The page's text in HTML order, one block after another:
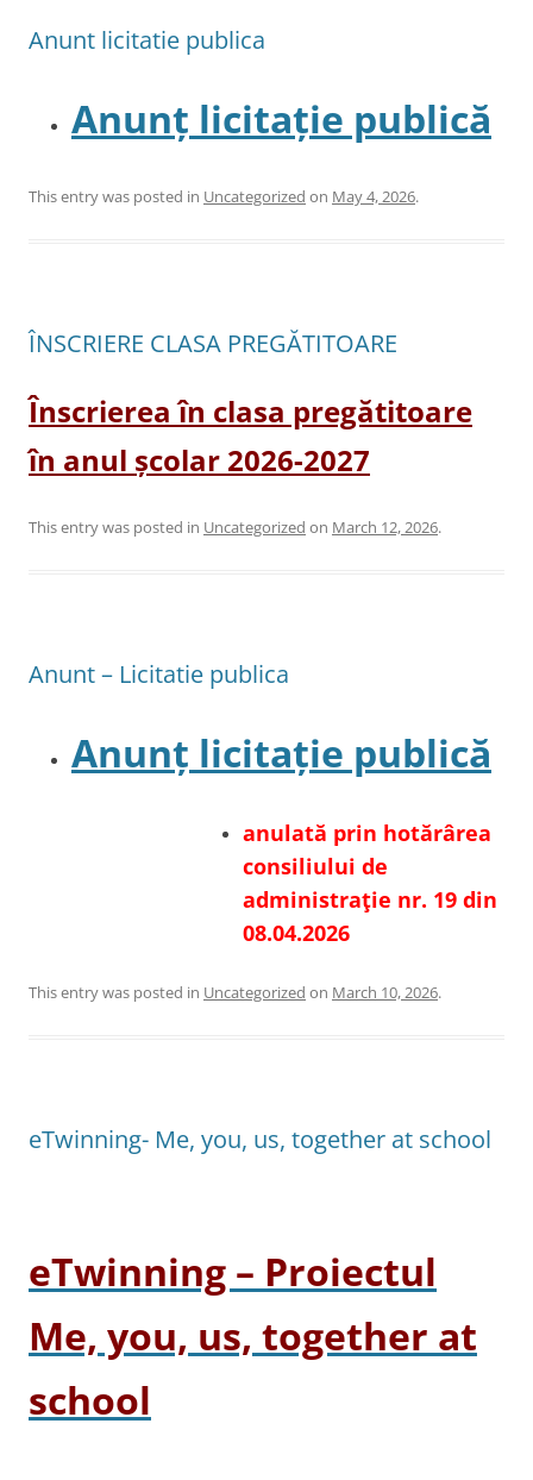
Anunt licitatie publica
Anunț licitație publică
This entry was posted in Uncategorized on May 4, 2026.
ÎNSCRIERE CLASA PREGĂTITOARE
Înscrierea în clasa pregătitoare
în anul școlar 2026-2027
This entry was posted in Uncategorized on March 12, 2026.
Anunt – Licitatie publica
Anunț licitație publică
anulată prin hotărârea
consiliului de
administraţie nr. 19 din
08.04.2026
This entry was posted in Uncategorized on March 10, 2026.
eTwinning- Me, you, us, together at school
eTwinning – Proiectul
Me, you, us, together at
school